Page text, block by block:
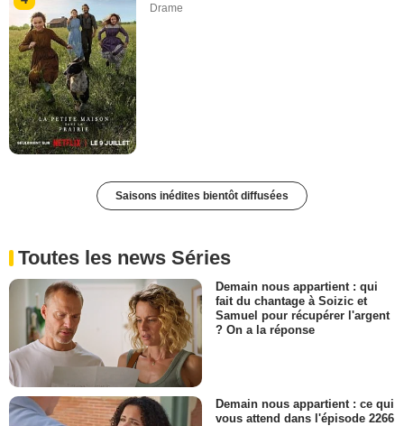
Drame
Saisons inédites bientôt diffusées
Toutes les news Séries
Demain nous appartient : qui
fait du chantage à Soizic et
Samuel pour récupérer l'argent
? On a la réponse
Demain nous appartient : ce qui
vous attend dans l'épisode 2266